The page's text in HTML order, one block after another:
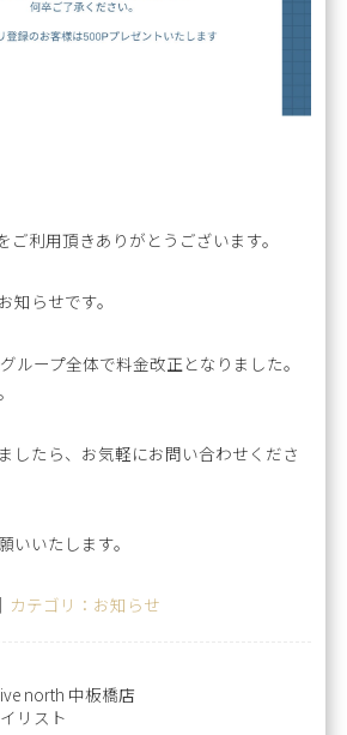
ご利用頂きありがとうございます。
知らせです。
ループ全体で料金改正となりました。
したら、お気軽にお問い合わせくださ
いいたします。
カテゴリ：お知らせ
north 中板橋店
リスト